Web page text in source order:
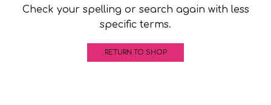
Check your spelling or search again with less
specific terms.
RETURN TO SHOP